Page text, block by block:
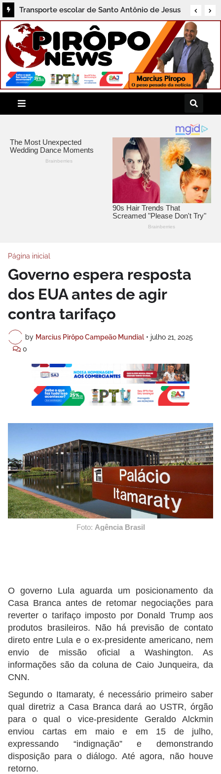
Transporte escolar de Santo Antônio de Jesus
passa a ter GPS para acompanhamento em
tempo real dos pais
Página inicial
Governo espera resposta
dos EUA antes de agir
contra tarifaço
by Marcius Pirôpo Campeão Mundial • julho 21, 2025
0
Foto: Agência Brasil
O governo Lula aguarda um posicionamento da
Casa Branca antes de retomar negociações para
reverter o tarifaço imposto por Donald Trump aos
produtos brasileiros. Não há previsão de contato
direto entre Lula e o ex-presidente americano, nem
envio de missão oficial a Washington. As
informações são da coluna de Caio Junqueira, da
CNN.
Segundo o Itamaraty, é necessário primeiro saber
qual diretriz a Casa Branca dará ao USTR, órgão
para o qual o vice-presidente Geraldo Alckmin
enviou cartas em maio e em 15 de julho,
expressando “indignação” e demonstrando
disposição para o diálogo. Até agora, não houve
retorno.